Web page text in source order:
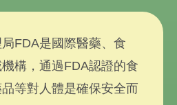
FDA是國際醫藥、食
構，通過FDA認證的食
等對人體是確保安全而